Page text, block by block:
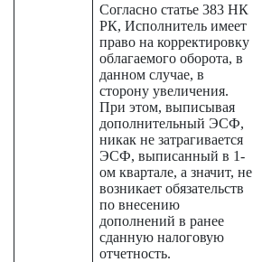
Согласно статье 383 НК
РК, Исполнитель имеет
право на корректировку
облагаемого оборота, в
данном случае, в
сторону увеличения.
При этом, выписывая
дополнительный ЭСФ,
никак не затрагивается
ЭСФ, выписанный в 1-
ом квартале, а значит, не
возникает обязательств
по внесению
дополнений в ранее
сданную налоговую
отчетность.